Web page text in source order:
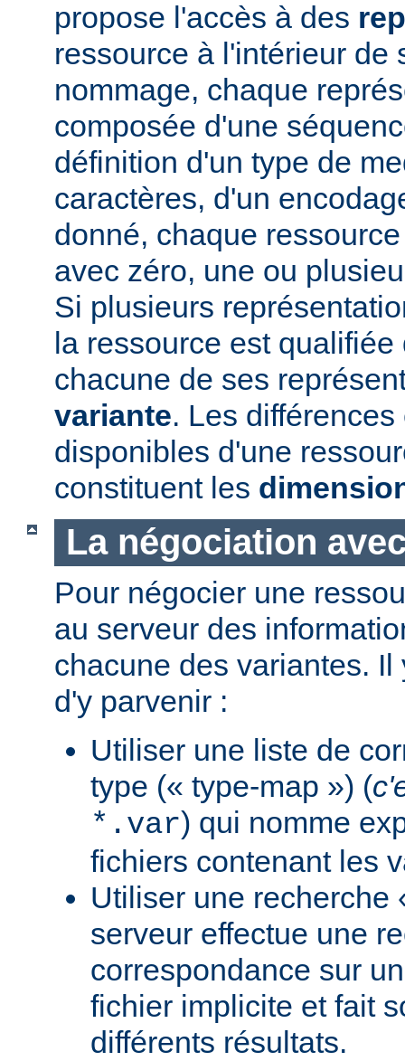
propose l'accès à des
ressource à l'intérieur de
nommage, chaque
composée d'une
définition d'un type de
caractères, d'un
donné, chaque
avec zéro, une ou
Si plusieurs
la ressource est
chacune de ses
variante. Les
disponibles d'une
constituent les
La négociation
Pour négocier une
au serveur des
chacune des variantes.
d'y parvenir :
Utiliser une liste de
type (« type-map ») (
*.var) qui nomme
fichiers contenant les
Utiliser une recherche
serveur effectue une
correspondance sur
fichier implicite et fait
différents résultats.